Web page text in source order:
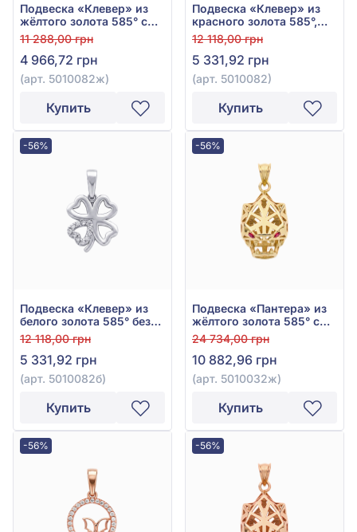
Подвеска «Клевер» из
жёлтого золота 585° с
фианитом, арт.
5010082ж
11 288,00 грн
4 966,72 грн
(арт. 5010082ж)
Купить
Подвеска «Клевер» из
красного золота 585°,
без вставки, арт. 5010082
12 118,00 грн
5 331,92 грн
(арт. 5010082)
Купить
-56%
Подвеска «Клевер» из
белого золота 585° без
вставки, арт. 5010082б
12 118,00 грн
5 331,92 грн
(арт. 5010082б)
Купить
-56%
Подвеска «Пантера» из
жёлтого золота 585° с
красным фианитом, арт.
5010032ж
24 734,00 грн
10 882,96 грн
(арт. 5010032ж)
Купить
-56% -56%